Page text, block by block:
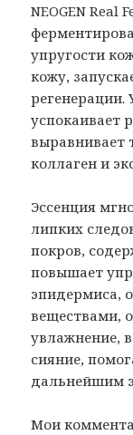
NEOGEN Real
упругости
кожу,
регенерации.
успокаивает
выравнивает
коллаген и
Эссенция
липких
покров,
повышает
эпидермиса,
веществами,
увлажнение,
сияние,
дальнейшим
Мои